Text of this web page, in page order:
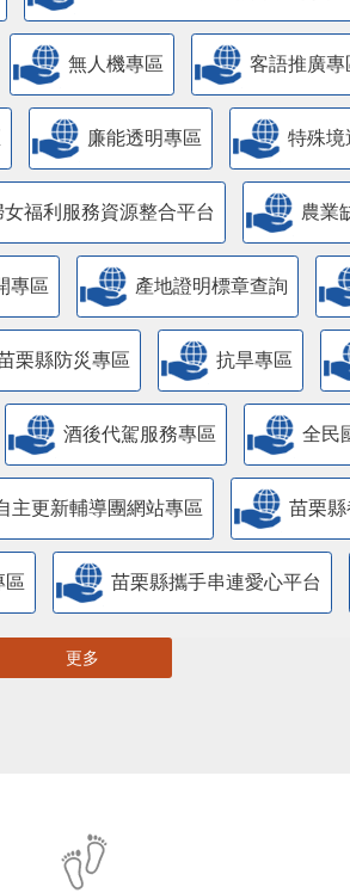
無人機專區 客語推廣專
廉能透明專區 特殊境
福利服務資源整合平台 農業
專區 產地證明標章查詢
栗縣防災專區 抗旱專區
酒後代駕服務專區 全民
主更新輔導團網站專區 苗栗
區 苗栗縣攜手串連愛心平台
更多